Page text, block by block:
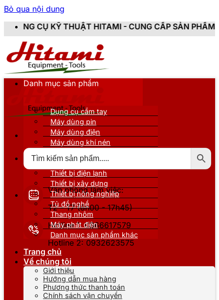
Bỏ qua nội dung
HITAMI - CUNG CẤP SẢN PHẨM CHÍNH HÃNG,
Văn phòng làm việc:
T2 - T7 (8h00 - 17h45)
Hotline 1: 0866617579
Hotline 2: 0932623575
Danh mục sản phẩm
Dụng cụ cầm tay
Máy dùng pin
Máy dùng điện
Máy dùng khí nén
Thiết bị nâng đỡ
Thiết bị điện lạnh
Thiết bị xây dựng
Thiết bị nông nghiệp
Tủ đồ nghề
Thang nhôm
Máy phát điện
Danh mục sản phẩm khác
Trang chủ
Về chúng tôi
Giới thiệu
Hướng dẫn mua hàng
Phương thức thanh toán
Chính sách vận chuyển